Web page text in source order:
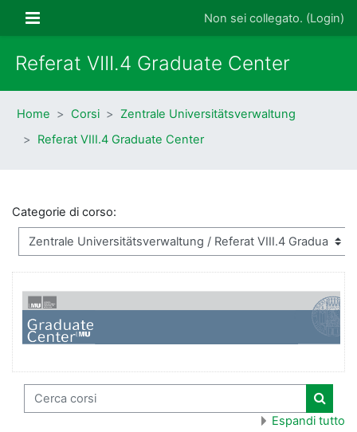
Pannello laterale Non sei collegato. (Login)
Referat VIII.4 Graduate Center
Home Corsi
Zentrale Universitätsverwaltung
Referat VIII.4 Graduate Center
Categorie di corso:
Cerca corsi
Cerca
Espandi tutto